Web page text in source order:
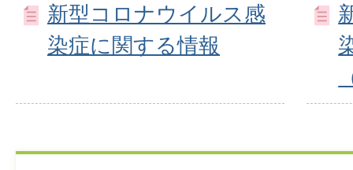
新型コロナウイルス感
染症に関する情報